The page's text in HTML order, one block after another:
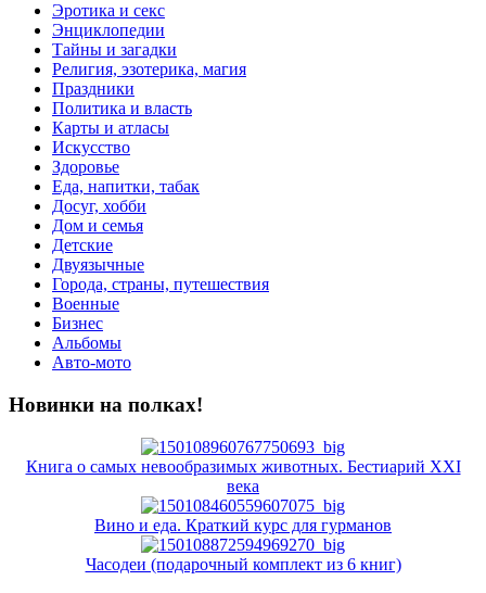
Эротика и секс
Энциклопедии
Тайны и загадки
Религия, эзотерика, магия
Праздники
Политика и власть
Карты и атласы
Искусство
Здоровье
Еда, напитки, табак
Досуг, хобби
Дом и семья
Детские
Двуязычные
Города, страны, путешествия
Военные
Бизнес
Альбомы
Авто-мото
Новинки на полках!
Книга о самых невообразимых животных. Бестиарий XXI
века
Вино и еда. Краткий курс для гурманов
Часодеи (подарочный комплект из 6 книг)